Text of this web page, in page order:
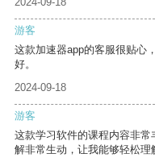
游客
这款加速器app的客服很贴心
好。
2024-09-18
游客
这款学习软件的课程内容非
解非常生动，让我能够轻松理